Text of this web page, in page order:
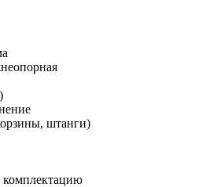
штанги)
комплектацию